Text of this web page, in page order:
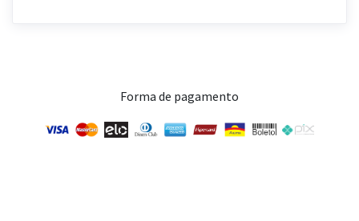
Forma de pagamento